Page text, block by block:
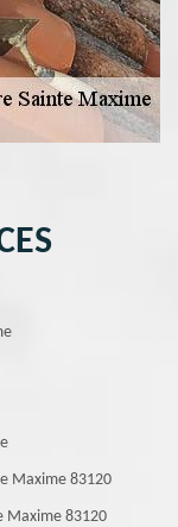
Maxime 83120
Maxime 83120